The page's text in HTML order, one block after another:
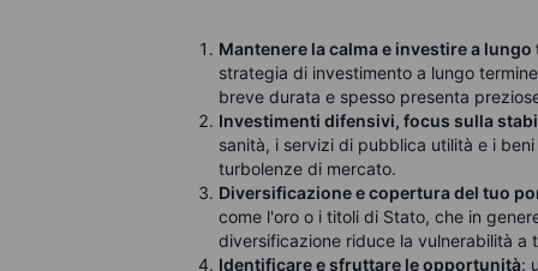
Mantenere la calma e investire a lungo
strategia di investimento a lungo
breve durata e spesso presenta
Investimenti difensivi, focus sulla
sanità, i servizi di pubblica utilità e i
turbolenze di mercato.
Diversificazione e copertura del tuo
come l'oro o i titoli di Stato, che in
diversificazione riduce la vulnerabilità a
Identificare e sfruttare le opportunità: